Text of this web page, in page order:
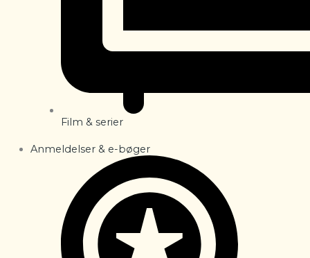
Film & serier
Anmeldelser & e-bøger